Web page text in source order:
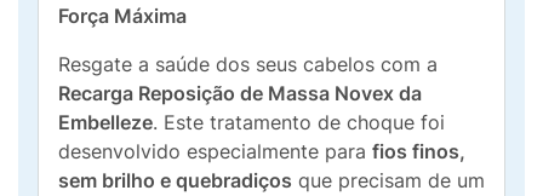
Força Máxima
Resgate a saúde dos seus cabelos com a
Recarga Reposição de Massa Novex da
Embelleze. Este tratamento de choque foi
desenvolvido especialmente para fios finos,
sem brilho e quebradiços que precisam de um